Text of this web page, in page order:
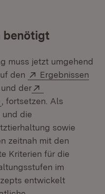
benötigt
muss jetzt umgehend
den
Extern:
Ergebnissen
(Öffnet in neuem Fenster)
und der
(Öffnet in neuem Fenster)
, fortsetzen. Als
und die
sowie
zeitnah mit den
Kriterien für die
im
entwickelt